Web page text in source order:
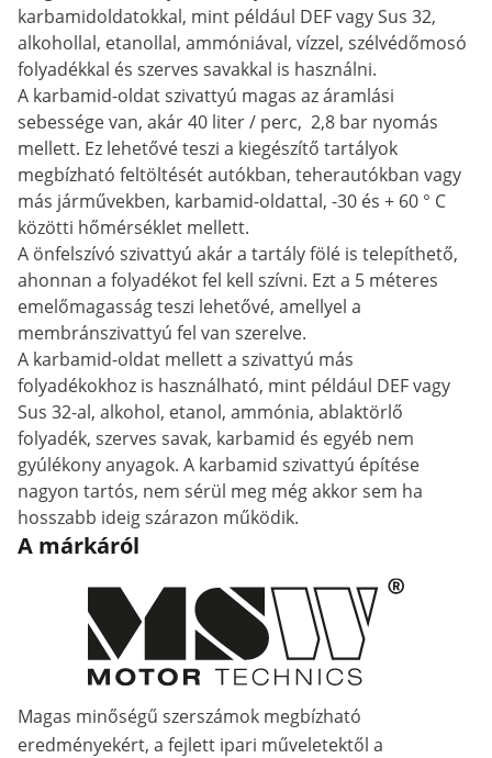
karbamidoldatokkal, mint például DEF vagy Sus 32,
alkohollal, etanollal, ammóniával, vízzel, szélvédőmosó
folyadékkal és szerves savakkal is használni.
A karbamid-oldat szivattyú magas az áramlási
sebessége van, akár 40 liter / perc, 2,8 bar nyomás
mellett. Ez lehetővé teszi a kiegészítő tartályok
megbízható feltöltését autókban, teherautókban vagy
más járművekben, karbamid-oldattal, -30 és + 60 ° C
közötti hőmérséklet mellett.
A önfelszívó szivattyú akár a tartály fölé is telepíthető,
ahonnan a folyadékot fel kell szívni. Ezt a 5 méteres
emelőmagasság teszi lehetővé, amellyel a
membránszivattyú fel van szerelve.
A karbamid-oldat mellett a szivattyú más
folyadékokhoz is használható, mint például DEF vagy
Sus 32-al, alkohol, etanol, ammónia, ablaktörlő
folyadék, szerves savak, karbamid és egyéb nem
gyúlékony anyagok. A karbamid szivattyú építése
nagyon tartós, nem sérül meg még akkor sem ha
hosszabb ideig szárazon működik.
A márkáról
Magas minőségű szerszámok megbízható
eredményekért, a fejlett ipari műveletektől a